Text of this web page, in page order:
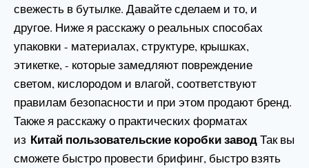
свежесть в бутылке. Давайте сделаем и то, и
другое. Ниже я расскажу о реальных способах
упаковки - материалах, структуре, крышках,
этикетке, - которые замедляют повреждение
светом, кислородом и влагой, соответствуют
правилам безопасности и при этом продают бренд.
Также я расскажу о практических форматах
из Китай пользовательские коробки заводТак вы
сможете быстро провести брифинг, быстро взять